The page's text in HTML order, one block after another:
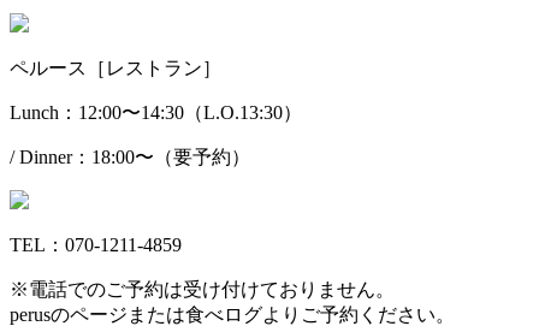
ペルース［レストラン］
Lunch：12:00〜14:30（L.O.13:30）
/ Dinner：18:00〜（要予約）
TEL：070-1211-4859
※電話でのご予約は受け付けておりません。
perusのページまたは食べログよりご予約ください。